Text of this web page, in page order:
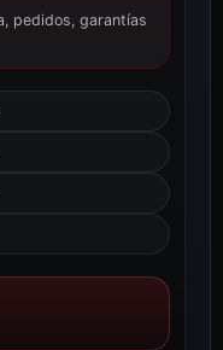
pedidos, garantías